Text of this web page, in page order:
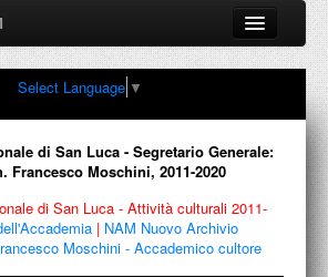
Arte Moderna
e contaminazioni tra Arte,
Select Language ▼
di San Luca - Segretario Generale:
Francesco Moschini, 2011-2020
di San Luca - Attività culturali 2011-
| NAM Nuovo Archivio
Moschini - Accademico cultore